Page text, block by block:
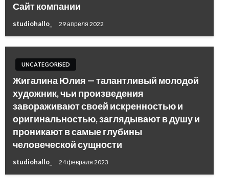
Сайт компании
studiohallo_ 29 апреля 2022
UNCATEGORISED
Жигалина Юлия — талантливый молодой
художник, чьи произведения
завораживают своей искренностью и
оригинальностью, заглядывают в душу и
проникают в самые глубины
человеческой сущности
studiohallo_ 24 февраля 2023